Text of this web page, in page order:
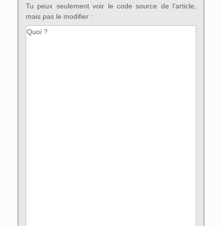
Tu peux seulement voir le code source de l’article,
mais pas le modifier :